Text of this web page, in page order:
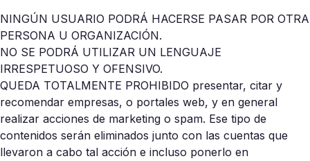
NINGÚN USUARIO PODRÁ HACERSE PASAR POR OTRA
PERSONA U ORGANIZACIÓN.
NO SE PODRÁ UTILIZAR UN LENGUAJE
IRRESPETUOSO Y OFENSIVO.
QUEDA TOTALMENTE PROHIBIDO presentar, citar y
recomendar empresas, o portales web, y en general
realizar acciones de marketing o spam. Ese tipo de
contenidos serán eliminados junto con las cuentas que
llevaron a cabo tal acción e incluso ponerlo en